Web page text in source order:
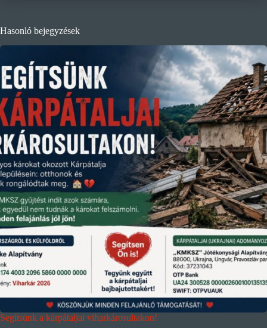
Hasonló bejegyzések
Segítsünk a kárpátaljai viharkárosultakon!